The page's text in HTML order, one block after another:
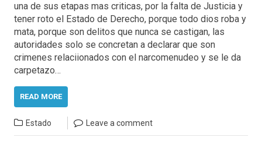
una de sus etapas mas criticas, por la falta de Justicia y
tener roto el Estado de Derecho, porque todo dios roba y
mata, porque son delitos que nunca se castigan, las
autoridades solo se concretan a declarar que son
crimenes relaciionados con el narcomenudeo y se le da
carpetazo…
READ MORE
Estado Leave a comment